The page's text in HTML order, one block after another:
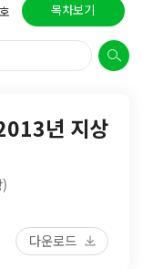
호 목차보기
년 지상
다운로드